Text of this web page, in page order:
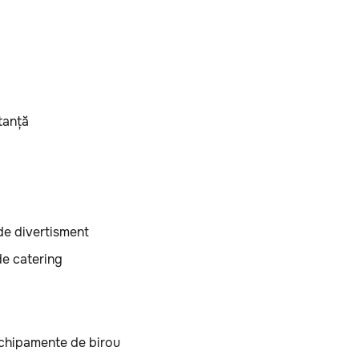
divertisment
catering
de birou